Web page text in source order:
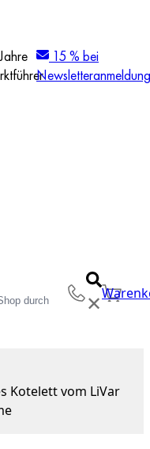
15 % bei
Newsletteranmeldung
✕
Kotelett vom LiVar